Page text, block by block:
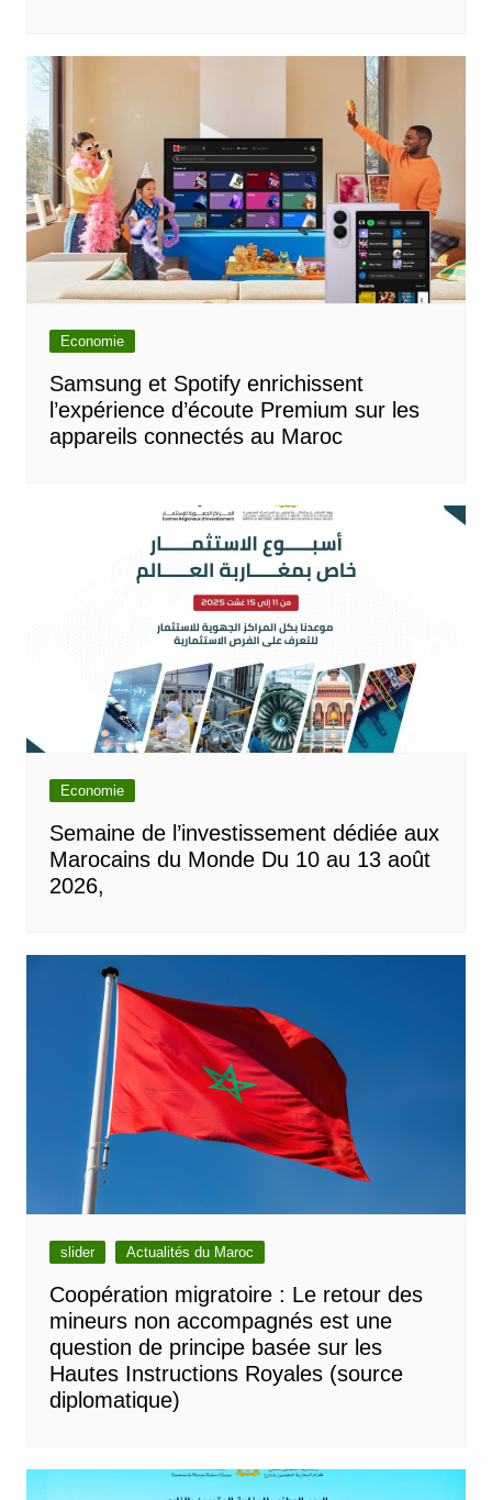
Economie
Samsung et Spotify enrichissent
l’expérience d’écoute Premium sur les
appareils connectés au Maroc
Economie
Semaine de l’investissement dédiée aux
Marocains du Monde Du 10 au 13 août
2026,
slider Actualités du Maroc
Coopération migratoire : Le retour des
mineurs non accompagnés est une
question de principe basée sur les
Hautes Instructions Royales (source
diplomatique)